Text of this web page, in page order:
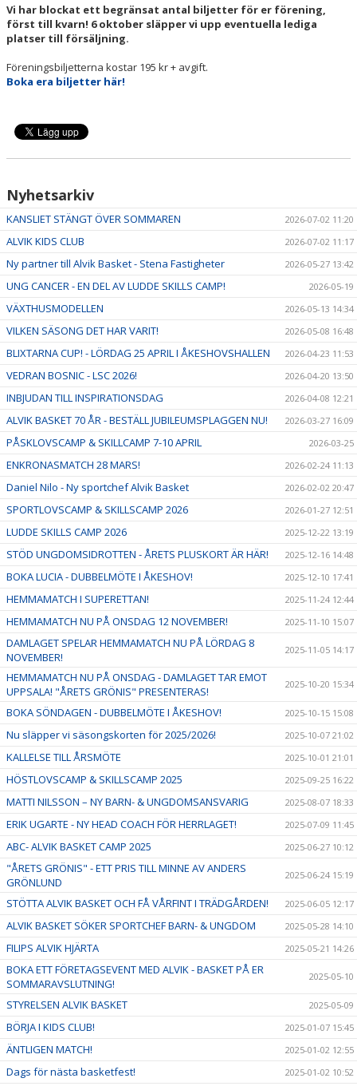
Vi har blockat ett begränsat antal biljetter för er förening,
först till kvarn! 6 oktober släpper vi upp eventuella lediga
platser till försäljning.
Föreningsbiljetterna kostar 195 kr + avgift.
Boka era biljetter här!
Nyhetsarkiv
KANSLIET STÄNGT ÖVER SOMMAREN 2026-07-02 11:20
ALVIK KIDS CLUB 2026-07-02 11:17
Ny partner till Alvik Basket - Stena Fastigheter 2026-05-27 13:42
UNG CANCER - EN DEL AV LUDDE SKILLS CAMP! 2026-05-19
VÄXTHUSMODELLEN 2026-05-13 14:34
VILKEN SÄSONG DET HAR VARIT! 2026-05-08 16:48
BLIXTARNA CUP! - LÖRDAG 25 APRIL I ÅKESHOVSHALLEN 2026-04-23 11:53
VEDRAN BOSNIC - LSC 2026! 2026-04-20 13:50
INBJUDAN TILL INSPIRATIONSDAG 2026-04-08 12:21
ALVIK BASKET 70 ÅR - BESTÄLL JUBILEUMSPLAGGEN NU! 2026-03-27 16:09
PÅSKLOVSCAMP & SKILLCAMP 7-10 APRIL 2026-03-25
ENKRONASMATCH 28 MARS! 2026-02-24 11:13
Daniel Nilo - Ny sportchef Alvik Basket 2026-02-02 20:47
SPORTLOVSCAMP & SKILLSCAMP 2026 2026-01-27 12:51
LUDDE SKILLS CAMP 2026 2025-12-22 13:19
STÖD UNGDOMSIDROTTEN - ÅRETS PLUSKORT ÄR HÄR! 2025-12-16 14:48
BOKA LUCIA - DUBBELMÖTE I ÅKESHOV! 2025-12-10 17:41
HEMMAMATCH I SUPERETTAN! 2025-11-24 12:44
HEMMAMATCH NU PÅ ONSDAG 12 NOVEMBER! 2025-11-10 15:07
DAMLAGET SPELAR HEMMAMATCH NU PÅ LÖRDAG 8
NOVEMBER!
2025-11-05 14:17
HEMMAMATCH NU PÅ ONSDAG - DAMLAGET TAR EMOT
UPPSALA! "ÅRETS GRÖNIS" PRESENTERAS!
2025-10-20 15:34
BOKA SÖNDAGEN - DUBBELMÖTE I ÅKESHOV! 2025-10-15 15:08
Nu släpper vi säsongskorten för 2025/2026! 2025-10-07 21:02
KALLELSE TILL ÅRSMÖTE 2025-10-01 21:01
HÖSTLOVSCAMP & SKILLSCAMP 2025 2025-09-25 16:22
MATTI NILSSON – NY BARN- & UNGDOMSANSVARIG 2025-08-07 18:33
ERIK UGARTE - NY HEAD COACH FÖR HERRLAGET! 2025-07-09 11:45
ABC- ALVIK BASKET CAMP 2025 2025-06-27 10:12
"ÅRETS GRÖNIS" - ETT PRIS TILL MINNE AV ANDERS
GRÖNLUND
2025-06-24 15:19
STÖTTA ALVIK BASKET OCH FÅ VÅRFINT I TRÄDGÅRDEN! 2025-06-05 12:17
ALVIK BASKET SÖKER SPORTCHEF BARN- & UNGDOM 2025-05-28 14:10
FILIPS ALVIK HJÄRTA 2025-05-21 14:26
BOKA ETT FÖRETAGSEVENT MED ALVIK - BASKET PÅ ER
SOMMARAVSLUTNING!
2025-05-10
STYRELSEN ALVIK BASKET 2025-05-09
BÖRJA I KIDS CLUB! 2025-01-07 15:45
ÄNTLIGEN MATCH! 2025-01-02 12:55
Dags för nästa basketfest! 2025-01-02 10:52